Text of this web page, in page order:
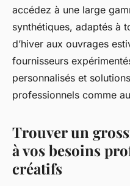
accédez à une large
synthétiques, adaptés à
d’hiver aux ouvrages
fournisseurs
personnalisés et
professionnels comme
Trouver un
à vos besoins
créatifs